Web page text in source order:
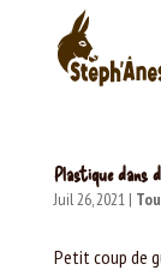
Plastique dans
Juil 26, 2021|
Petit coup de